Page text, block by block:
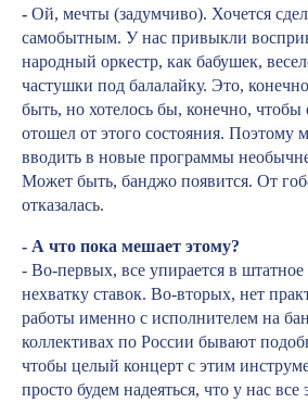
- Ой, мечты (задумчиво). Хочется
самобытным. У нас привыкли
народный оркестр, как бабушек,
частушки под балалайку. Это,
быть, но хотелось бы, конечно,
отошел от этого состояния. Поэтому
вводить в новые программы
Может быть, банджо появится. От
отказалась.
- А что пока мешает этому?
- Во-первых, все упирается в штатное
нехватку ставок. Во-вторых, нет
работы именно с исполнителем на
коллективах по России бывают
чтобы целый концерт с этим
просто будем надеяться, что у нас